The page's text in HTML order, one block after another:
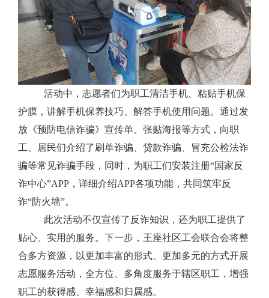
活动中，志愿者们为职工清洁手机、粘贴手机保
护膜，讲解手机保养技巧、解答手机使用问题。通过发
放《预防电信诈骗》宣传单、张贴海报等方式，向职
工、居民们介绍了刷单诈骗、贷款诈骗、冒充公检法诈
骗等常见诈骗手段，同时，为职工们安装注册“国家反
诈中心”APP，详细介绍APP各项功能，共同筑牢反
诈“防火墙”。
此次活动不仅宣传了反诈知识，还为职工提供了
贴心、实用的服务。下一步，王座社区工会联合会将整
合多方资源，以更加丰富的形式、更加多元的方式开展
志愿服务活动，全方位、多角度服务于辖区职工，增强
职工的获得感、幸福感和归属感。